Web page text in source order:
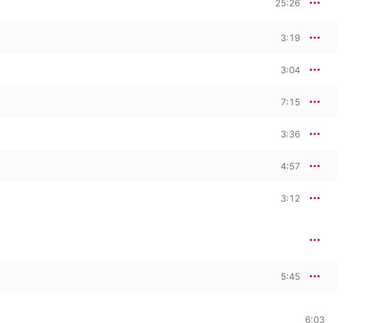
25:26
3:19
3:04
7:15
3:36
4:57
3:12
5:45
6:03